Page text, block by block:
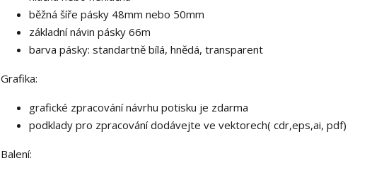
běžná šíře pásky 48mm nebo 50mm
základní návin pásky 66m
barva pásky: standartně bílá, hnědá, transparent
Grafika:
grafické zpracování návrhu potisku je zdarma
podklady pro zpracování dodávejte ve vektorech( cdr,eps,ai, pdf)
Balení: